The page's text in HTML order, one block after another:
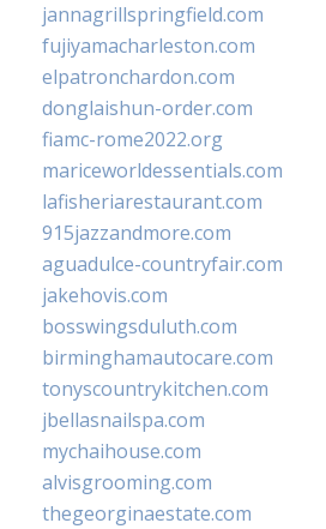
jannagrillspringfield.com
fujiyamacharleston.com
elpatronchardon.com
donglaishun-order.com
fiamc-rome2022.org
mariceworldessentials.com
lafisheriarestaurant.com
915jazzandmore.com
aguadulce-countryfair.com
jakehovis.com
bosswingsduluth.com
birminghamautocare.com
tonyscountrykitchen.com
jbellasnailspa.com
mychaihouse.com
alvisgrooming.com
thegeorginaestate.com